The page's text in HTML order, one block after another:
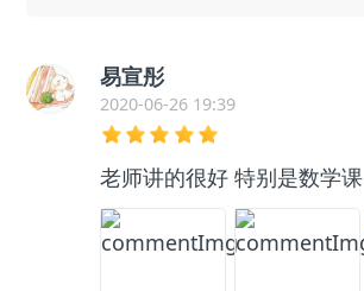
易宣彤
2020-06-26 19:39
老师讲的很好 特别是数学课